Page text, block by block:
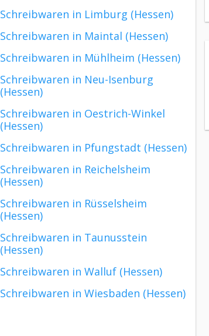
Schreibwaren in Limburg (Hessen)
Schreibwaren in Maintal (Hessen)
Schreibwaren in Mühlheim (Hessen)
Schreibwaren in Neu-Isenburg
(Hessen)
Schreibwaren in Oestrich-Winkel
(Hessen)
Schreibwaren in Pfungstadt (Hessen)
Schreibwaren in Reichelsheim
(Hessen)
Schreibwaren in Rüsselsheim
(Hessen)
Schreibwaren in Taunusstein
(Hessen)
Schreibwaren in Walluf (Hessen)
Schreibwaren in Wiesbaden (Hessen)